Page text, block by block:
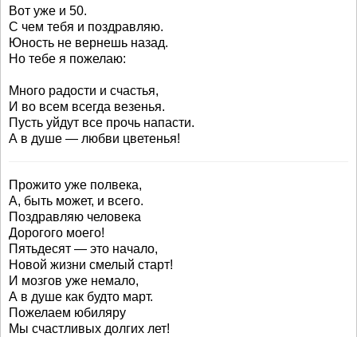
Вот уже и 50.
С чем тебя и поздравляю.
Юность не вернешь назад.
Но тебе я пожелаю:
Много радости и счастья,
И во всем всегда везенья.
Пусть уйдут все прочь напасти.
А в душе — любви цветенья!
Прожито уже полвека,
А, быть может, и всего.
Поздравляю человека
Дорогого моего!
Пятьдесят — это начало,
Новой жизни смелый старт!
И мозгов уже немало,
А в душе как будто март.
Пожелаем юбиляру
Мы счастливых долгих лет!